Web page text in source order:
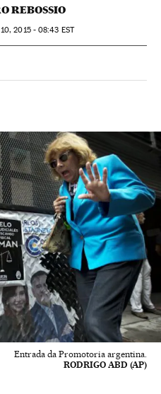
REBOSSIO
2015 - 08:43 EST
Sociales
Entrada da Promotoria argentina.
RODRIGO ABD (AP)